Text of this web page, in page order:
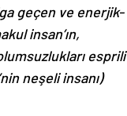
geçen ve enerjik-
insan’ın,
esprili
neşeli insanı)